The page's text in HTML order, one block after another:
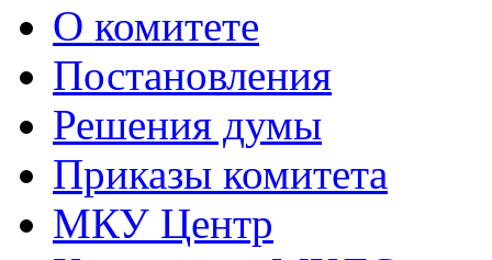
О комитете
Постановления
Решения думы
Приказы комитета
МКУ Центр